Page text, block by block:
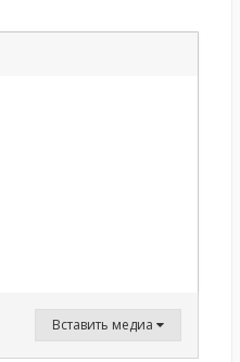
Вставить медиа